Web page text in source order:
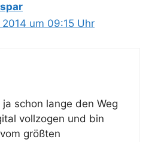
um 09:15 Uhr
schon lange den Weg
vollzogen und bin
größten